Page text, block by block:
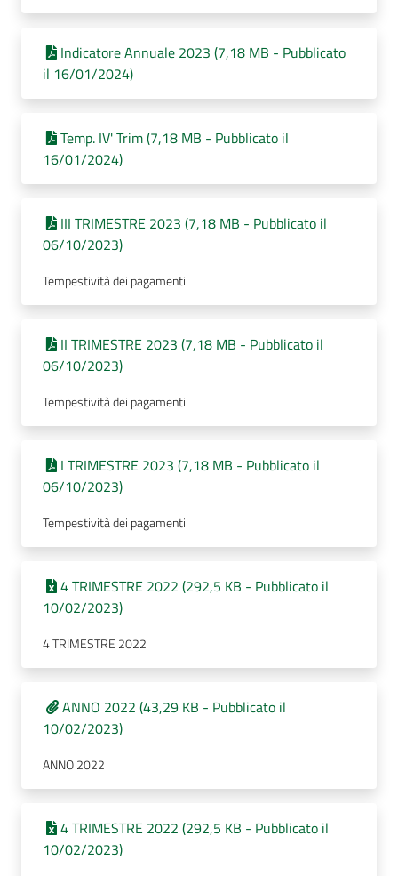
Indicatore Annuale 2023 (7,18 MB - Pubblicato
il 16/01/2024)
Temp. IV' Trim (7,18 MB - Pubblicato il
16/01/2024)
III TRIMESTRE 2023 (7,18 MB - Pubblicato il
06/10/2023)
Tempestività dei pagamenti
II TRIMESTRE 2023 (7,18 MB - Pubblicato il
06/10/2023)
Tempestività dei pagamenti
I TRIMESTRE 2023 (7,18 MB - Pubblicato il
06/10/2023)
Tempestività dei pagamenti
4 TRIMESTRE 2022 (292,5 KB - Pubblicato il
10/02/2023)
4 TRIMESTRE 2022
ANNO 2022 (43,29 KB - Pubblicato il
10/02/2023)
ANNO 2022
4 TRIMESTRE 2022 (292,5 KB - Pubblicato il
10/02/2023)